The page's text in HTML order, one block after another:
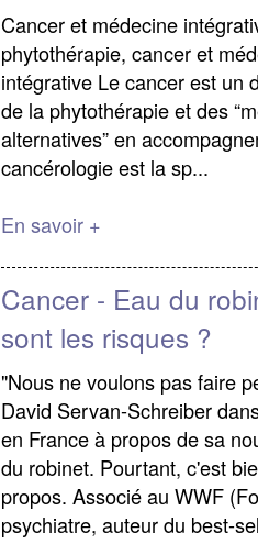
Cancer et médecine
phytothérapie, cancer et
intégrative Le cancer est un
de la phytothérapie et des
alternatives” en
cancérologie est la sp...
En savoir +
Cancer - Eau du
sont les risques ?
"Nous ne voulons pas faire
David Servan-Schreiber
en France à propos de sa
du robinet. Pourtant, c'est
propos. Associé au WWF
psychiatre, auteur du best-